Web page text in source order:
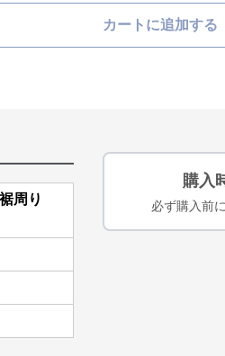
カートに追加する
周り
購入
必ず購入前